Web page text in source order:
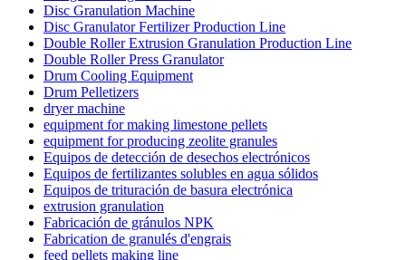
Disc Granulation Machine
Disc Granulator Fertilizer Production Line
Double Roller Extrusion Granulation Production Line
Double Roller Press Granulator
Drum Cooling Equipment
Drum Pelletizers
dryer machine
equipment for making limestone pellets
equipment for producing zeolite granules
Equipos de detección de desechos electrónicos
Equipos de fertilizantes solubles en agua sólidos
Equipos de trituración de basura electrónica
extrusion granulation
Fabricación de gránulos NPK
Fabrication de granulés d'engrais
feed pellets making line